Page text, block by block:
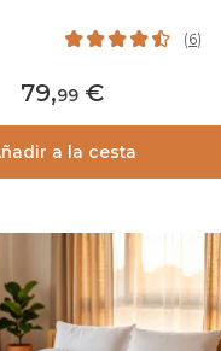
(6)
79,99
a la cesta